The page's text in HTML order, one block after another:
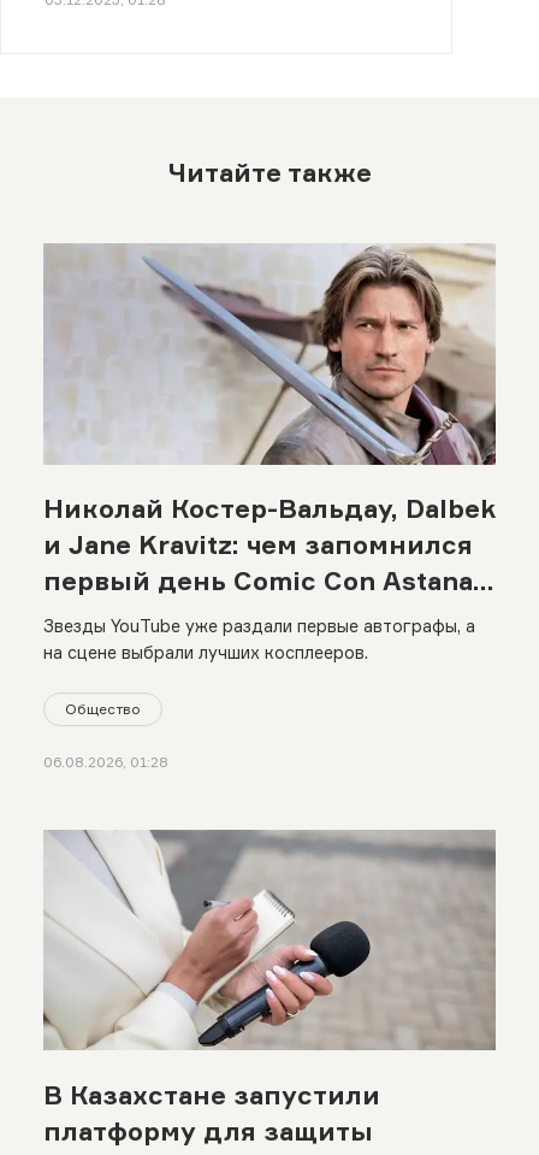
Читайте также
Николай Костер-Вальдау, Dalbek
и Jane Kravitz: чем запомнился
первый день Comic Con Astana
2026
Звезды YouTube уже раздали первые автографы, а
на сцене выбрали лучших косплееров.
Общество
06.08.2026, 01:28
В Казахстане запустили
платформу для защиты